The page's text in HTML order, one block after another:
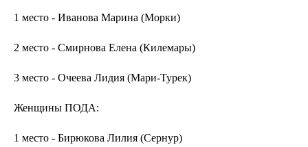
1 место - Иванова Марина (Морки)
2 место - Смирнова Елена (Килемары)
3 место - Очеева Лидия (Мари-Турек)
Женщины ПОДА:
1 место - Бирюкова Лилия (Сернур)